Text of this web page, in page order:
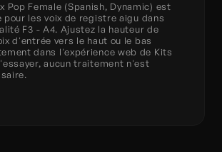
Pop Female (Spanish, Dynamic) est
pour les voix de registre aigu dans
F3 - A4. Ajustez la hauteur de
d'entrée vers le haut ou le bas
dans l'expérience web de Kits
aucun traitement n'est